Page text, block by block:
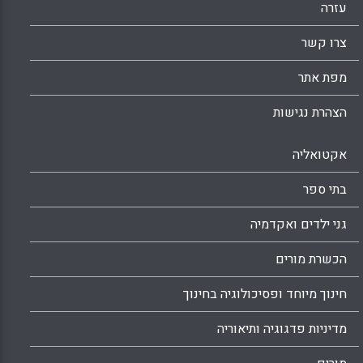
עזרה
צרו קשר
מפת אתר
הצהרת נגישות
אקטואליה
בתי ספר
גני ילדים ואקדמיה
הכשרת מורים
חינוך מיוחד ופסיכולוגיה בחינוך
מדיניות פדגוגיה ותיאוריה